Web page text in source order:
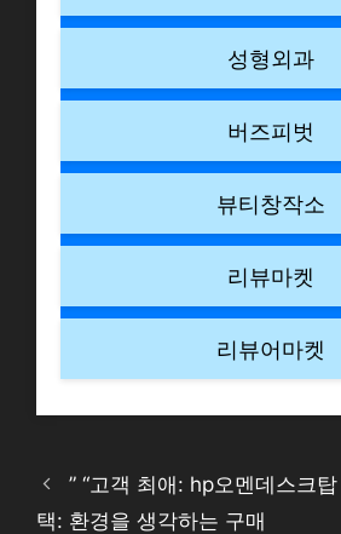
성형외과
버즈피벗
뷰티창작소
리뷰마켓
리뷰어마켓
” “고객 최애: hp오멘데스크
택: 환경을 생각하는 구매